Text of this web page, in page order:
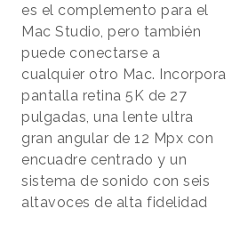
es el complemento para el
Mac Studio, pero también
puede conectarse a
cualquier otro Mac. Incorpora
pantalla retina 5K de 27
pulgadas, una lente ultra
gran angular de 12 Mpx con
encuadre centrado y un
sistema de sonido con seis
altavoces de alta fidelidad